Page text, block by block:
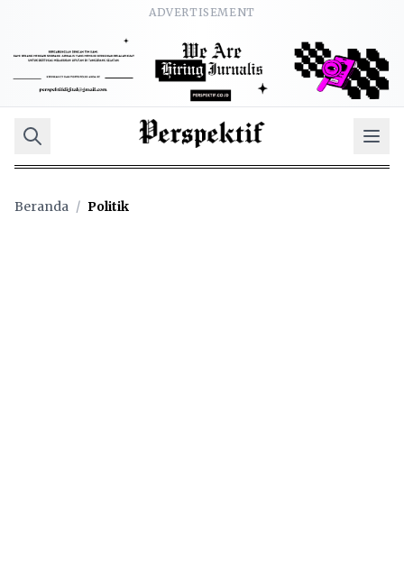
ADVERTISEMENT
Beranda / Politik